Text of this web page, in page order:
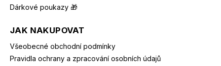
Dárkové poukazy 🎁
JAK NAKUPOVAT
Všeobecné obchodní podmínky
Pravidla ochrany a zpracování osobních údajů